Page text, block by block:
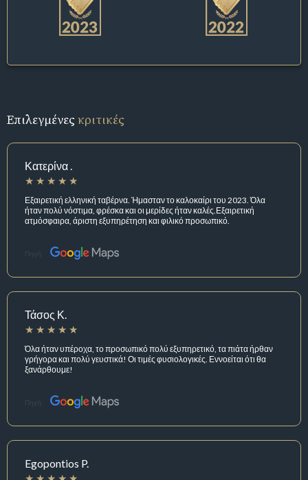
Επιλεγμένεςκριτικές
Κατερίνα .
Εξαιρετική ελληνική ταβέρνα. Ήμασταν το καλοκαίρι του 2023. Όλα
ήταν πολύ νόστιμα, φρέσκα και οι μερίδες ήταν καλές.Εξαιρετική
ατμόσφαιρα, άριστη εξυπηρέτηση και φιλικό προσωπικό.
Πηγή:
Τάσος Κ.
Όλα ήταν υπέροχα, το προσωπικό πολύ εξυπηρετικό, τα πιάτα ήρθαν
γρήγορα και πολύ γευστικά! Οι τιμές φυσιολογικές. Εννοείται ότι θα
ξανάρθουμε!
Πηγή:
Egopontios P.